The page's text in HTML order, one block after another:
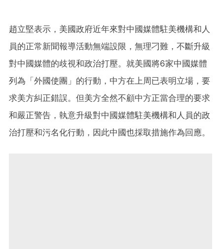
趙立堅表示，美國政府近年來對中國媒體駐美機構和人
員的正常新聞報導活動無端設限，無理刁難，不斷升級
對中國媒體的歧視和政治打壓。就美國將6家中國媒體
列為「外國使團」的行動，中方在上周已表明立場，要
求美方糾正錯誤。但美方全然不顧中方正當合理的要求
和嚴正警告，執意升級對中國媒體駐美機構和人員的政
治打壓和污名化行動，因此中國也採取措施作為回應。